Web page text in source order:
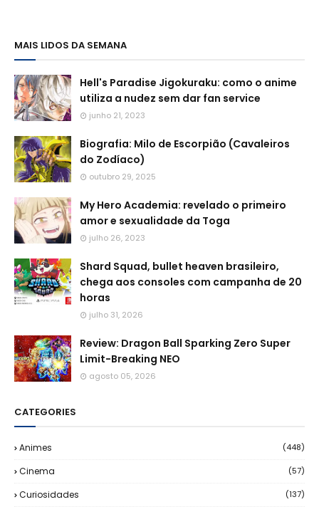
MAIS LIDOS DA SEMANA
Hell's Paradise Jigokuraku: como o anime
utiliza a nudez sem dar fan service
junho 21, 2023
Biografia: Milo de Escorpião (Cavaleiros
do Zodíaco)
outubro 29, 2025
My Hero Academia: revelado o primeiro
amor e sexualidade da Toga
julho 26, 2023
Shard Squad, bullet heaven brasileiro,
chega aos consoles com campanha de 20
horas
julho 31, 2026
Review: Dragon Ball Sparking Zero Super
Limit-Breaking NEO
agosto 05, 2026
CATEGORIES
Animes (448)
Cinema (57)
Curiosidades (137)